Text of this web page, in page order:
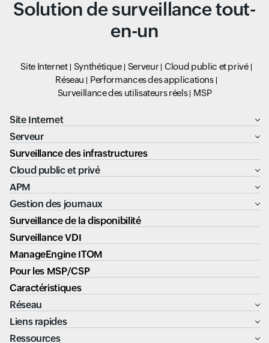
Solution de surveillance tout-
en-un
Site Internet Synthétique Serveur
Cloud public et privé
Réseau
Performances des applications
Surveillance des utilisateurs réels
MSP
Site Internet
Serveur
Surveillance des infrastructures
Cloud public et privé
APM
Gestion des journaux
Surveillance de la disponibilité
Surveillance VDI
ManageEngine ITOM
Pour les MSP/CSP
Caractéristiques
Réseau
Liens rapides
Ressources